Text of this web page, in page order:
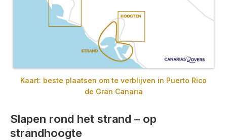
Kaart: beste plaatsen om te verblijven in Puerto Rico
de Gran Canaria
Slapen rond het strand – op
strandhoogte